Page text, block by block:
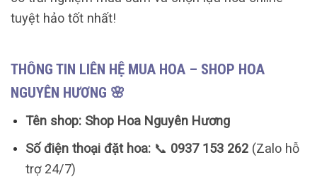
tuyệt hảo tốt nhất!
THÔNG TIN LIÊN HỆ MUA HOA – SHOP HOA
NGUYÊN HƯƠNG 🌸
Tên shop: Shop Hoa Nguyên Hương
Số điện thoại đặt hoa:📞 0937 153 262(Zalo hỗ
trợ 24/7)